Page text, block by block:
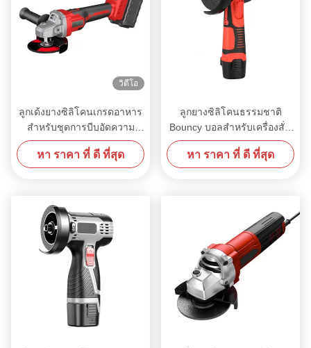
วิดีโอ
ลูกเด้งยางซิลิโคนเกรดอาหาร
สำหรับชุดการบีบอัดความ
ต้านทานการสึกหรอ
หา ราคา ที่ ดี ที่สุด
ลูกยางซิลิโคนธรรมชาติ
Bouncy บอลสำหรับเครื่องสั่น
30-90 ฝั่ง OEM
หา ราคา ที่ ดี ที่สุด